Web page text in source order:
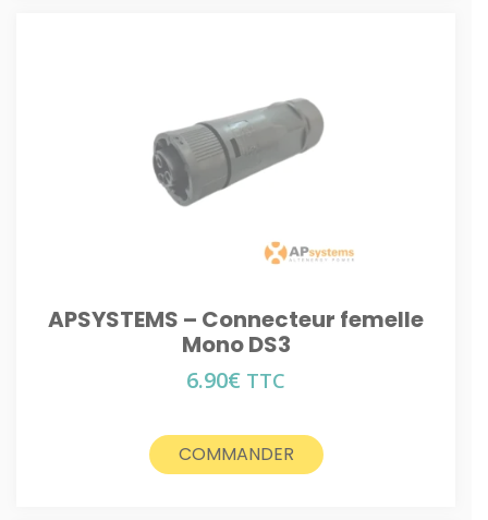
APSYSTEMS – Connecteur femelle
Mono DS3
6.90€ TTC
COMMANDER